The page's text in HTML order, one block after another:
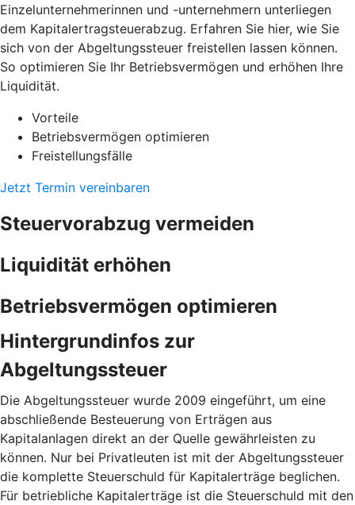
Einzelunternehmerinnen und -unternehmern unterliegen
dem Kapitalertragsteuerabzug. Erfahren Sie hier, wie Sie
sich von der Abgeltungssteuer freistellen lassen können.
So optimieren Sie Ihr Betriebsvermögen und erhöhen Ihre
Liquidität.
Vorteile
Betriebsvermögen optimieren
Freistellungsfälle
Jetzt Termin vereinbaren
Steuervorabzug vermeiden
Liquidität erhöhen
Betriebsvermögen optimieren
Hintergrundinfos zur
Abgeltungssteuer
Die Abgeltungssteuer wurde 2009 eingeführt, um eine
abschließende Besteuerung von Erträgen aus
Kapitalanlagen direkt an der Quelle gewährleisten zu
können. Nur bei Privatleuten ist mit der Abgeltungssteuer
die komplette Steuerschuld für Kapitalerträge beglichen.
Für betriebliche Kapitalerträge ist die Steuerschuld mit den